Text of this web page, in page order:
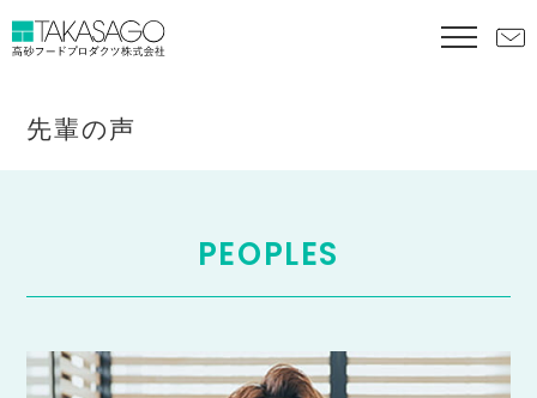
先輩の声
PEOPLES